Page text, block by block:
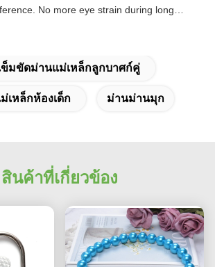
No more eye strain during long
once you dial in the IPD correctly. The
adjustment is smooth, and finding that
makes all the difference. No more eye
that sweet spot makes all the difference.
taking the time to set it up
Pico 4's visual clarity is fantastic
dial in the IPD correctly. The manual
is smooth, and finding that sweet spot
ข็มขัดม่านแม่เหล็กลูกบาศก์คู่
เหล็กห้องเด็ก ม่านม่านมุก
สินค้าที่เกี่ยวข้อง